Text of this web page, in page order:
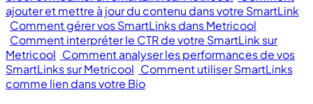
ajouter et mettre à jour du contenu dans votre SmartLink
Comment gérer vos SmartLinks dans Metricool
Comment interpréter le CTR de votre SmartLink sur
Metricool Comment analyser les performances de vos
SmartLinks sur Metricool Comment utiliser SmartLinks
comme lien dans votre Bio